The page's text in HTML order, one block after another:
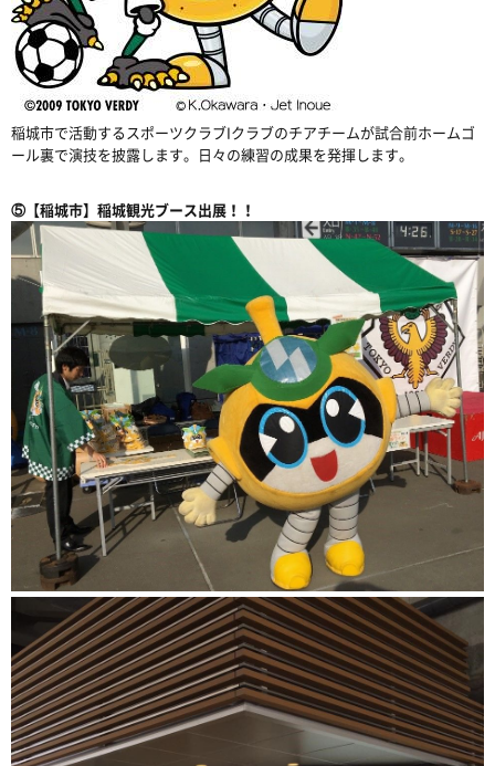
稲城市で活動するスポーツクラブIクラブのチアチームが試合前ホームゴ
ール裏で演技を披露します。日々の練習の成果を発揮します。
⑤【稲城市】稲城観光ブース出展！！